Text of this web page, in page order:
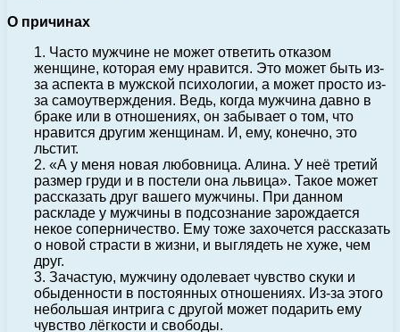
О причинах
1. Часто мужчине не может ответить отказом
женщине, которая ему нравится. Это может быть из-
за аспекта в мужской психологии, а может просто из-
за самоутверждения. Ведь, когда мужчина давно в
браке или в отношениях, он забывает о том, что
нравится другим женщинам. И, ему, конечно, это
льстит.
2. «А у меня новая любовница. Алина. У неё третий
размер груди и в постели она львица». Такое может
рассказать друг вашего мужчины. При данном
раскладе у мужчины в подсознание зарождается
некое соперничество. Ему тоже захочется рассказать
о новой страсти в жизни, и выглядеть не хуже, чем
друг.
3. Зачастую, мужчину одолевает чувство скуки и
обыденности в постоянных отношениях. Из-за этого
небольшая интрига с другой может подарить ему
чувство лёгкости и свободы.